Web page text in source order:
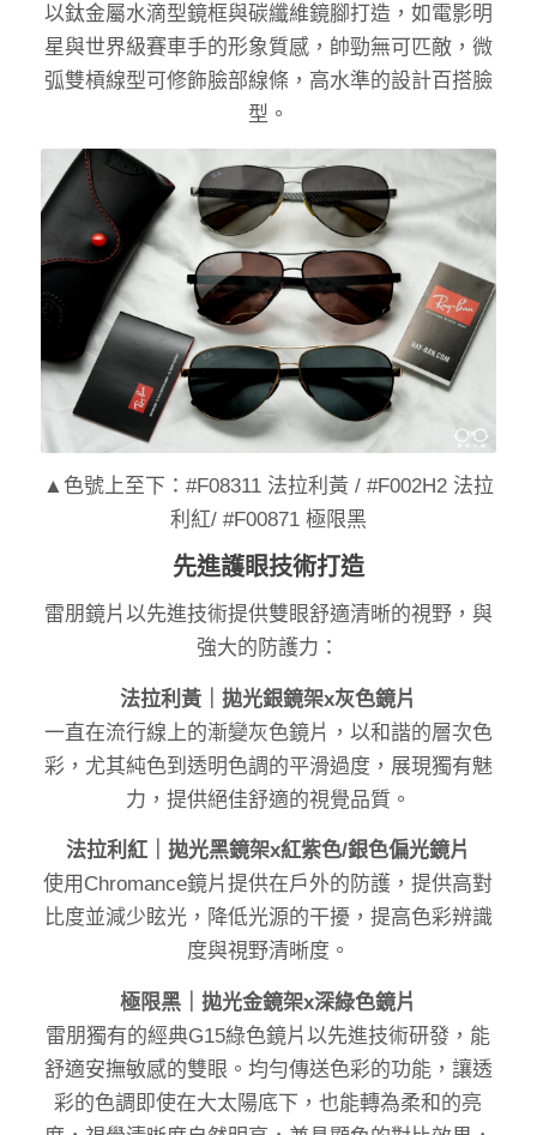
以鈦金屬水滴型鏡框與碳纖維鏡腳打造，如電影明
星與世界級賽車手的形象質感，帥勁無可匹敵，微
弧雙槓線型可修飾臉部線條，高水準的設計百搭臉
型。
▲色號上至下：#F08311 法拉利黃 / #F002H2 法拉
利紅/ #F00871 極限黑
先進護眼技術打造
雷朋鏡片以先進技術提供雙眼舒適清晰的視野，與
強大的防護力：
法拉利黃｜拋光銀鏡架x灰色鏡片
一直在流行線上的漸變灰色鏡片，以和諧的層次色
彩，尤其純色到透明色調的平滑過度，展現獨有魅
力，提供絕佳舒適的視覺品質。
法拉利紅｜拋光黑鏡架x紅紫色/銀色偏光鏡片
使用Chromance鏡片提供在戶外的防護，提供高對
比度並減少眩光，降低光源的干擾，提高色彩辨識
度與視野清晰度。
極限黑｜拋光金鏡架x深綠色鏡片
雷朋獨有的經典G15綠色鏡片以先進技術研發，能
舒適安撫敏感的雙眼。均勻傳送色彩的功能，讓透
彩的色調即使在大太陽底下，也能轉為柔和的亮